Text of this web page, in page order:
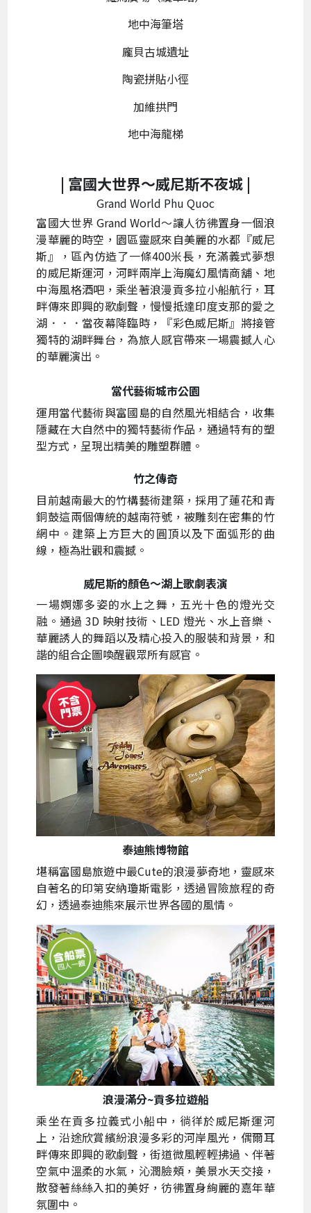
地中海筆塔
龐貝古城遺址
陶瓷拼貼小徑
加維拱門
地中海龍梯
| 富國大世界～威尼斯不夜城 |
Grand World Phu Quoc
富國大世界 Grand World～讓人彷彿置身一個浪
漫華麗的時空，園區靈感來自美麗的水都『威尼
斯』，區內仿造了一條400米長，充滿義式夢想
的威尼斯運河，河畔兩岸上海魔幻風情商舖、地
中海風格酒吧，乘坐著浪漫貢多拉小船航行，耳
畔傳來即興的歌劇聲，慢慢抵達印度支那的愛之
湖．．．當夜幕降臨時，『彩色威尼斯』將接管
獨特的湖畔舞台，為旅人感官帶來一場震撼人心
的華麗演出。
當代藝術城市公園
運用當代藝術與富國島的自然風光相結合，收集
隱藏在大自然中的獨特藝術作品，通過特有的塑
型方式，呈現出精美的雕塑群體。
竹之傳奇
目前越南最大的竹構藝術建築，採用了蓮花和青
銅鼓這兩個傳統的越南符號，被雕刻在密集的竹
網中。建築上方巨大的圓頂以及下面弧形的曲
線，極為壯觀和震撼。
威尼斯的顏色～湖上歌劇表演
一場婀娜多姿的水上之舞，五光十色的燈光交
融。通過 3D 映射技術、LED 燈光、水上音樂、
華麗誘人的舞蹈以及精心投入的服裝和背景，和
諧的組合企圖喚醒觀眾所有感官。
泰迪熊博物館
堪稱富國島旅遊中最Cute的浪漫夢奇地，靈感來
自著名的印第安納瓊斯電影，透過冒險旅程的奇
幻，透過泰迪熊來展示世界各國的風情。
浪漫滿分~貢多拉遊船
乘坐在貢多拉義式小船中，徜徉於威尼斯運河
上，沿途欣賞繽紛浪漫多彩的河岸風光，偶爾耳
畔傳來即興的歌劇聲，街道微風輕輕拂過、伴著
空氣中溫柔的水氣，沁潤臉頰，美景水天交接，
散發著絲絲入扣的美好，彷彿置身絢麗的嘉年華
氛圍中。